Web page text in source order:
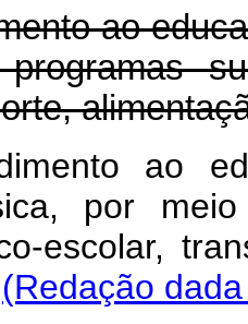
ao
ao
por
escolar,
(Redação